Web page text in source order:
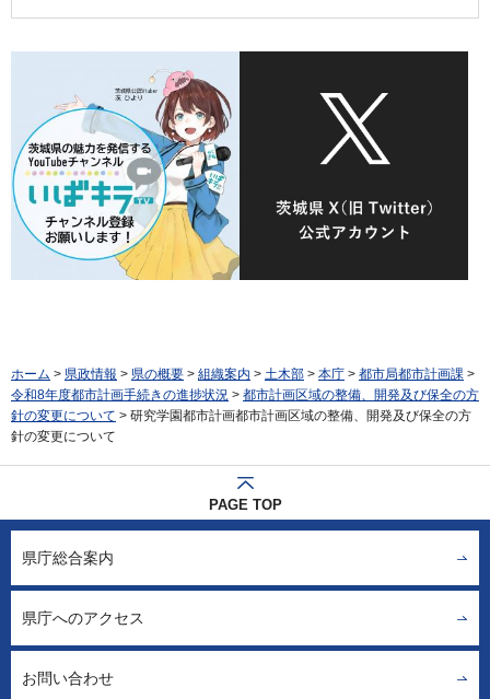
ホーム > 県政情報 > 県の概要 > 組織案内 > 土木部 > 本庁 > 都市局都市計画課 >
令和8年度都市計画手続きの進捗状況 > 都市計画区域の整備、開発及び保全の方
針の変更について > 研究学園都市計画都市計画区域の整備、開発及び保全の方
針の変更について
PAGE TOP
県庁総合案内
県庁へのアクセス
お問い合わせ